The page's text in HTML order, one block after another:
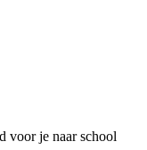
voor je naar school